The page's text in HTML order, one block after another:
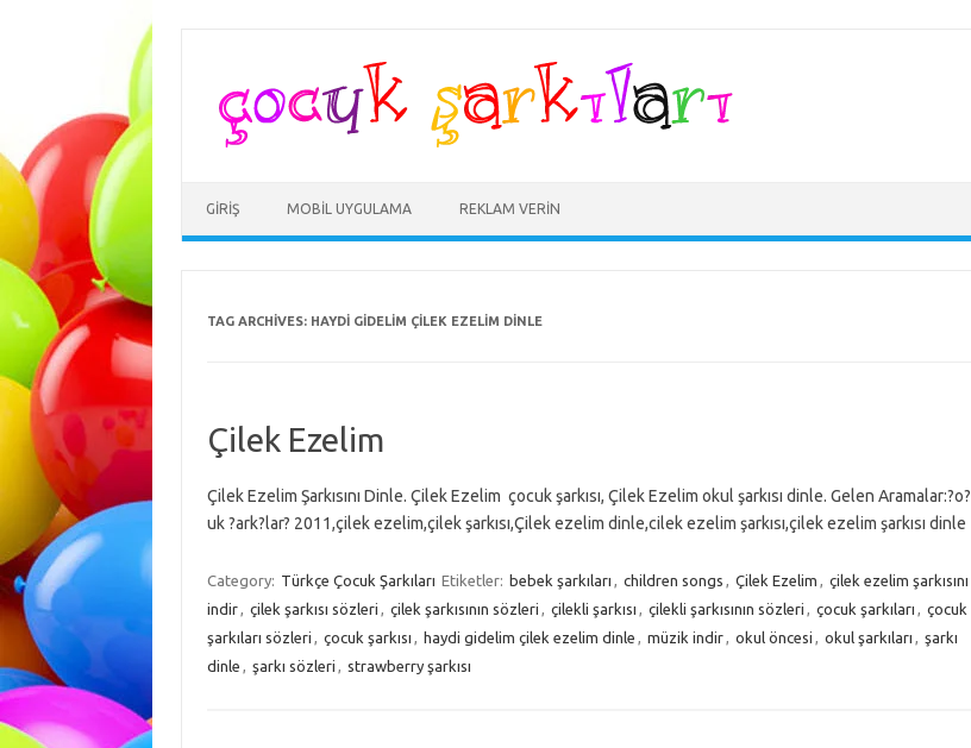
GIRIŞ MOBIL UYGULAMA REKLAM VERIN
TAG ARCHIVES: HAYDI GIDELIM ÇILEK EZELIM DINLE
Çilek Ezelim
Çilek Ezelim Şarkısını Dinle. Çilek Ezelim çocuk şarkısı, Çilek Ezelim okul şarkısı dinle. Gelen Aramalar:?o?
uk ?ark?lar? 2011,çilek ezelim,çilek şarkısı,Çilek ezelim dinle,cilek ezelim şarkısı,çilek ezelim şarkısı dinle
Category: Türkçe Çocuk Şarkıları Etiketler: bebek şarkıları , children songs , Çilek Ezelim , çilek ezelim şarkısını
indir, çilek şarkısı sözleri , çilek şarkısının sözleri , çilekli şarkısı , çilekli şarkısının sözleri , çocuk şarkıları , çocuk
şarkıları sözleri , çocuk şarkısı , haydi gidelim çilek ezelim dinle , müzik indir, okul öncesi , okul şarkıları , şarkı
dinle , şarkı sözleri , strawberry şarkısı